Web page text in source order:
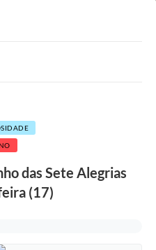
das Sete Alegrias
(17)